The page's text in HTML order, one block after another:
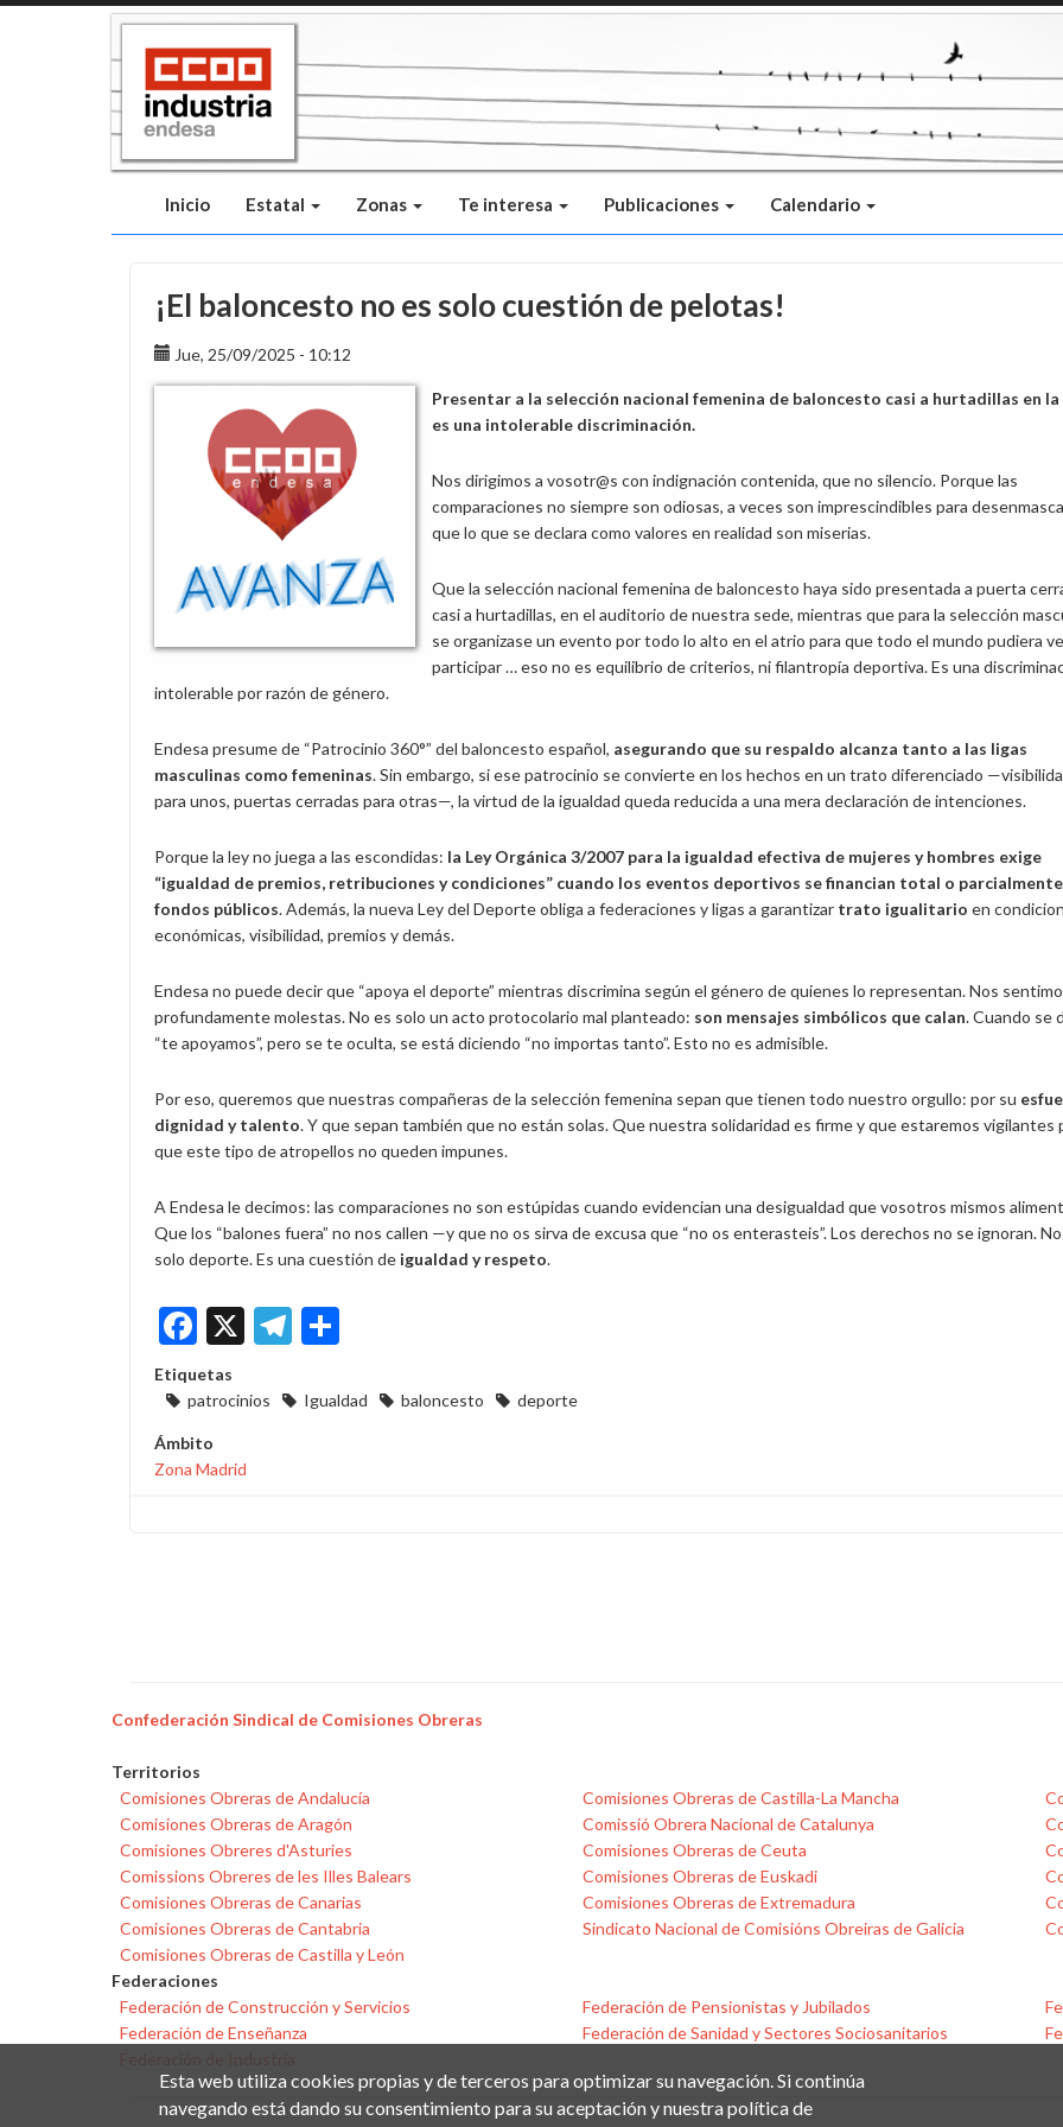
Inicio Estatal Zonas Te interesa Publicaciones Calendario
¡El baloncesto no es solo cuestión de pelotas!
Jue, 25/09/2025 - 10:12
Presentar a la selección nacional femenina de baloncesto casi a hurtadillas en la
es una intolerable discriminación.
Nos dirigimos a vosotr@s con indignación contenida, que no silencio. Porque las
comparaciones no siempre son odiosas, a veces son imprescindibles para
que lo que se declara como valores en realidad son miserias.
Que la selección nacional femenina de baloncesto haya sido presentada a puerta
casi a hurtadillas, en el auditorio de nuestra sede, mientras que para la selección
se organizase un evento por todo lo alto en el atrio para que todo el mundo pudiera
participar … eso no es equilibrio de criterios, ni filantropía deportiva. Es una
intolerable por razón de género.
Endesa presume de “Patrocinio 360°” del baloncesto español, asegurando que su respaldo alcanza tanto a las ligas
masculinas como femeninas. Sin embargo, si ese patrocinio se convierte en los hechos en un trato diferenciado
para unos, puertas cerradas para otras—, la virtud de la igualdad queda reducida a una mera declaración de intenciones.
Porque la ley no juega a las escondidas: la Ley Orgánica 3/2007 para la igualdad efectiva de mujeres y hombres exige
“igualdad de premios, retribuciones y condiciones” cuando los eventos deportivos se financian total o
fondos públicos. Además, la nueva Ley del Deporte obliga a federaciones y ligas a garantizar trato igualitario en
económicas, visibilidad, premios y demás.
Endesa no puede decir que “apoya el deporte” mientras discrimina según el género de quienes lo representan. Nos
profundamente molestas. No es solo un acto protocolario mal planteado: son mensajes simbólicos que calan. Cuando se
“te apoyamos”, pero se te oculta, se está diciendo “no importas tanto”. Esto no es admisible.
Por eso, queremos que nuestras compañeras de la selección femenina sepan que tienen todo nuestro orgullo: por su
dignidad y talento. Y que sepan también que no están solas. Que nuestra solidaridad es firme y que estaremos vigilantes
que este tipo de atropellos no queden impunes.
A Endesa le decimos: las comparaciones no son estúpidas cuando evidencian una desigualdad que vosotros mismos
Que los “balones fuera” no nos callen —y que no os sirva de excusa que “no os enterasteis”. Los derechos no se ignoran.
solo deporte. Es una cuestión de igualdad y respeto.
Facebook
X Telegram
Etiquetas
patrocinios
Igualdad baloncesto deporte
Ámbito
Zona Madrid
Confederación Sindical de Comisiones Obreras
Territorios
Comisiones Obreras de Andalucía
Comisiones Obreras de Aragón
Comisiones Obreres d'Asturies
Comissions Obreres de les Illes Balears
Comisiones Obreras de Canarias
Comisiones Obreras de Cantabria
Comisiones Obreras de Castilla y León
Comisiones Obreras de Castilla-La Mancha
Comissió Obrera Nacional de Catalunya
Comisiones Obreras de Ceuta
Comisiones Obreras de Euskadi
Comisiones Obreras de Extremadura
Sindicato Nacional de Comisións Obreiras de Galicia
Federaciones
Federación de Construcción y Servicios
Federación de Enseñanza
Federación de Pensionistas y Jubilados
Federación de Sanidad y Sectores Sociosanitarios
Esta web utiliza cookies propias y de terceros para optimizar su navegación. Si continúa
navegando está dando su consentimiento para su aceptación y nuestra política de